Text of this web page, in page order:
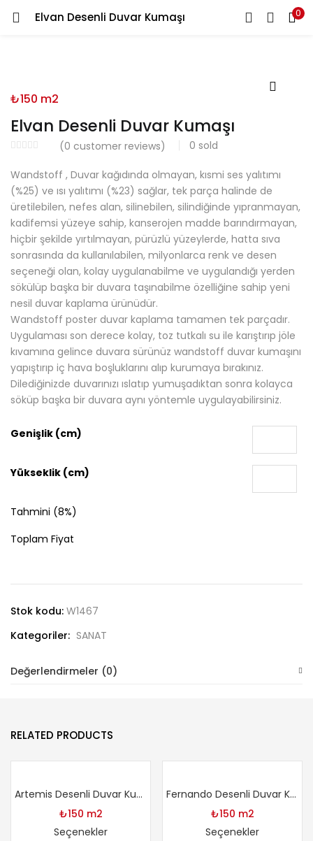
Elvan Desenli Duvar Kumaşı 0
LOGIN REGISTER
Lost password?
Elvan Desenli Duvar Kumaşı
(0 customer reviews) 0 sold
₺150 m2
Wandstoff , Duvar kağıdında olmayan, kısmi ses yalıtımı
(%25) ve ısı yalıtımı (%23) sağlar, tek parça halinde de
üretilebilen, nefes alan, silinebilen, silindiğinde yıpranmayan,
kadifemsi yüzeye sahip, kanserojen madde barındırmayan,
hiçbir şekilde yırtılmayan, pürüzlü yüzeylerde, hatta sıva
sonrasında da kullanılabilen, milyonlarca renk ve desen
seçeneği olan, kolay uygulanabilme ve uygulandığı yerden
sökülüp başka bir duvara taşınabilme özelliğine sahip yeni
nesil duvar kaplama ürünüdür.
Wandstoff poster duvar kaplama tamamen tek parçadır.
Uygulaması son derece kolay, toz tutkalı su ile karıştırıp jöle
kıvamına gelince duvara sürünüz wandstoff duvar kumaşını
yapıştırıp iç hava boşluklarını alıp kurumaya bırakınız.
Dilediğinizde duvarınızı ıslatıp yumuşadıktan sonra kolayca
söküp başka bir duvara aynı yöntemle uygulayabilirsiniz.
Genişlik (cm)
Yükseklik (cm)
Tahmini (8%)
Toplam Fiyat
Stok kodu: W1467
Kategoriler: SANAT
Değerlendirmeler (0)
RELATED PRODUCTS
Artemis Desenli Duvar Kumaşı
₺150 m2
Seçenekler
Fernando Desenli Duvar Kumaşı
₺150 m2
Seçenekler